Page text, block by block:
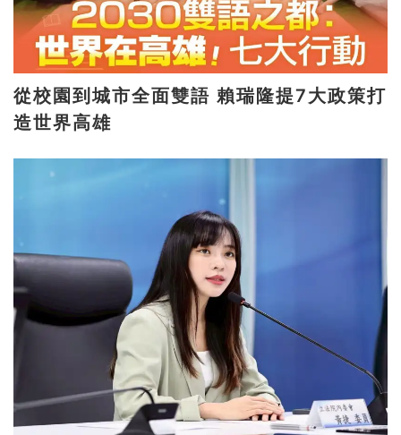
從校園到城市全面雙語 賴瑞隆提7大政策打
造世界高雄